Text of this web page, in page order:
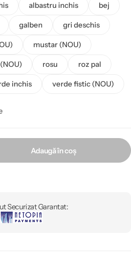
albastru inchis bej
galben gri deschis
mustar (NOU)
rosu roz pal
inchis verde fistic (NOU)
Adaugă în coș
Securizat Garantat: